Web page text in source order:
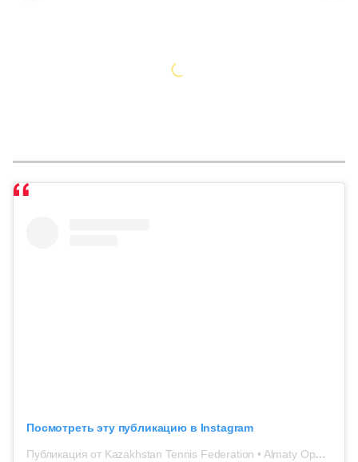
Посмотреть эту публикацию в Instagram
Публикация от Kazakhstan Tennis Federation • Almaty Open (@ktf.kz)